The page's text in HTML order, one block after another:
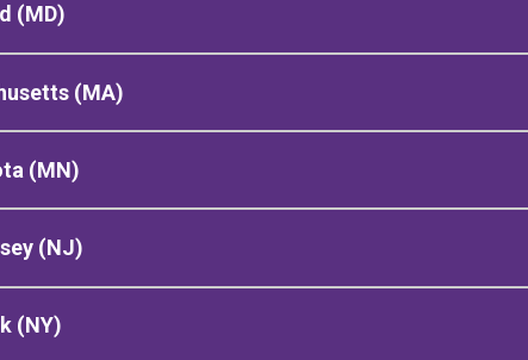
(MD)
(MA)
(MN)
(NJ)
(NY)